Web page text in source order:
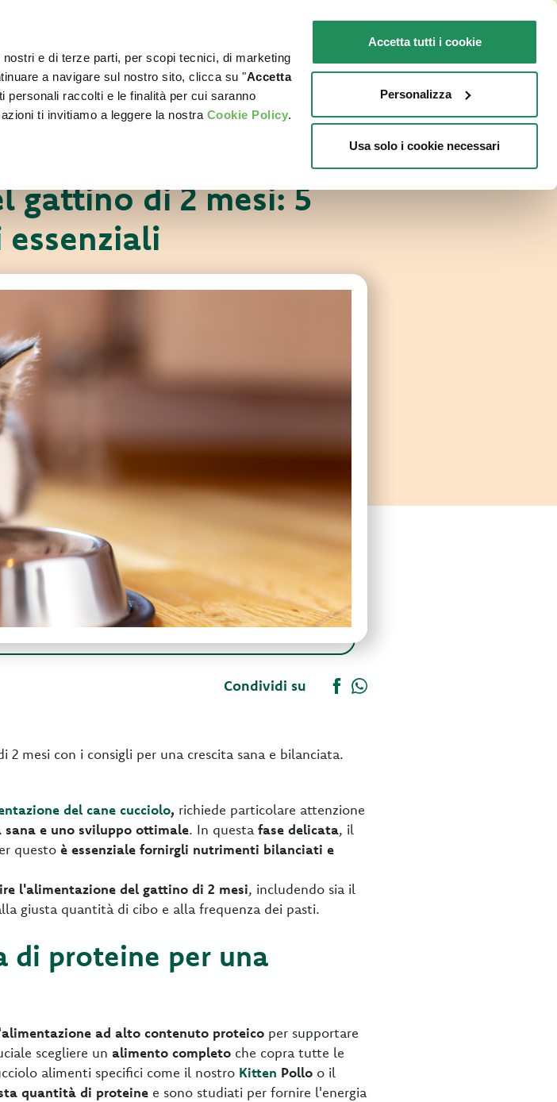
e di terze parti, per scopi tecnici, di marketing
a navigare sul nostro sito, clicca su "Accetta
personali raccolti e le finalità per cui saranno
ti invitiamo a leggere la nostra Cookie Policy.
Accetta tutti i cookie
Personalizza
Usa solo i cookie necessari
IL TUO CANE PER IL TUO GATTO DOVE ACQUISTARE PET NEWS
gattino di 2 mesi: 5
Condividi su
mesi con i consigli per una crescita sana e bilanciata.
del cane cucciolo, richiede particolare attenzione
sana e uno sviluppo ottimale. In questafase delicata, il
questo è essenziale fornirgli nutrimenti bilanciati e
l'alimentazione del gattino di 2 mesi, includendo sia il
giusta quantità di cibo e alla frequenza dei pasti.
di proteine per una
alimentazione ad alto contenuto proteico per supportare
scegliere un alimento completo che copra tutte le
alimenti specifici come il nostro Kitten Pollo o il
quantità di proteine e sono studiati per fornire l'energia